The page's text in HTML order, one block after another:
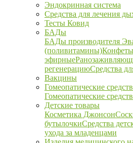
Эндокринная система
Средства для лечения
Тесты Ковид
БАДы
БАДы производителя
(поливитамины)
эфирные
регенерациюСредства
Вакцины
Гомеопатические
Гомеопатические
Детские товары
Косметика Джонсон
бутылочкиСредства
ухода за младенцами